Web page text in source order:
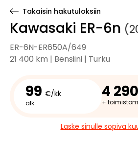
Takaisin hakutuloksiin
Kawasaki ER-6n
ER-6N-ER650A/649
21 400 km | Bensiini | Turku
99 €/kk
alk.
4 290
+
Laske sinulle sopiva